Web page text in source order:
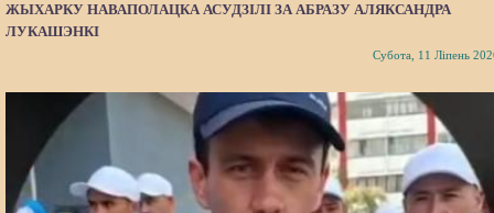
ЖЫХАРКУ НАВАПОЛАЦКА АСУДЗІЛІ ЗА АБРАЗУ АЛЯКСАНДРА
ЛУКАШЭНКІ
Субота, 11 Ліпень